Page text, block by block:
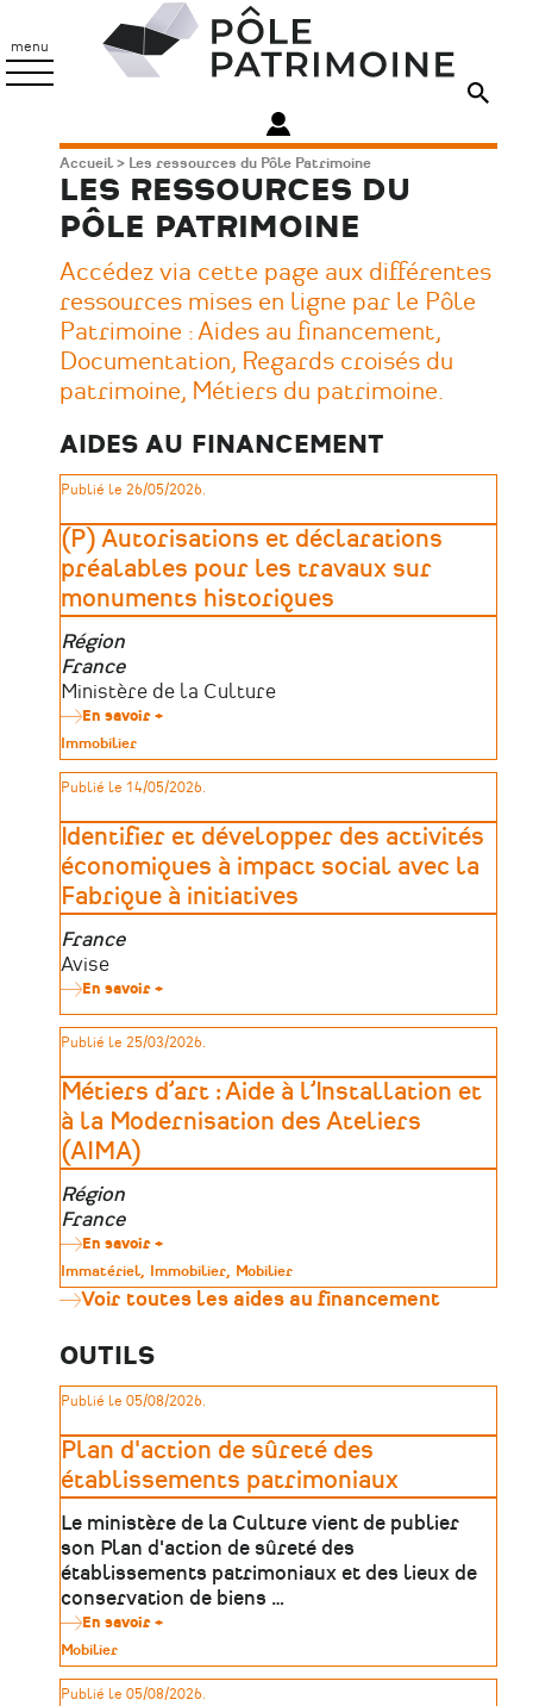
contenu
principal
menu
Patrimoine
Fil
d'Ariane
Accueil Les ressources du Pôle Patrimoine
LES RESSOURCES DU
PÔLE PATRIMOINE
Accédez via cette page aux différentes
ressources mises en ligne par le Pôle
Patrimoine : Aides au financement,
Documentation, Regards croisés du
patrimoine, Métiers du patrimoine.
AIDES AU FINANCEMENT
Publié le 26/05/2026.
(P) Autorisations et déclarations
préalables pour les travaux sur
monuments historiques
Zone
géographique
Région
France
Porteurs
d’aides
Ministère de la Culture
En savoir +
et
déclarations
pour
les
travaux
sur
monuments
historiques
Type
de
patrimoine
Immobilier
Publié le 14/05/2026.
Identifier et développer des activités
économiques à impact social avec la
Fabrique à initiatives
Zone
géographique
France
Porteurs
d’aides
Avise
En savoir +
et
développer
activités
économiques
à
impact
avec
Publié le 25/03/2026.
Métiers d’art : Aide à l’Installation et
à la Modernisation des Ateliers
(AIMA)
Zone
géographique
Région
France
En savoir +
Métiers
d’art
:
à
la
des
Ateliers
(AIMA)
Type
de
patrimoine
Immatériel Immobilier Mobilier
Voir toutes les aides au financement
OUTILS
Publié le 05/08/2026.
Plan d'action de sûreté des
établissements patrimoniaux
Le ministère de la Culture vient de publier
son Plan d'action de sûreté des
établissements patrimoniaux et des lieux de
conservation de biens …
En savoir +
de
sûreté
Type
de
patrimoine
Mobilier
Publié le 05/08/2026.